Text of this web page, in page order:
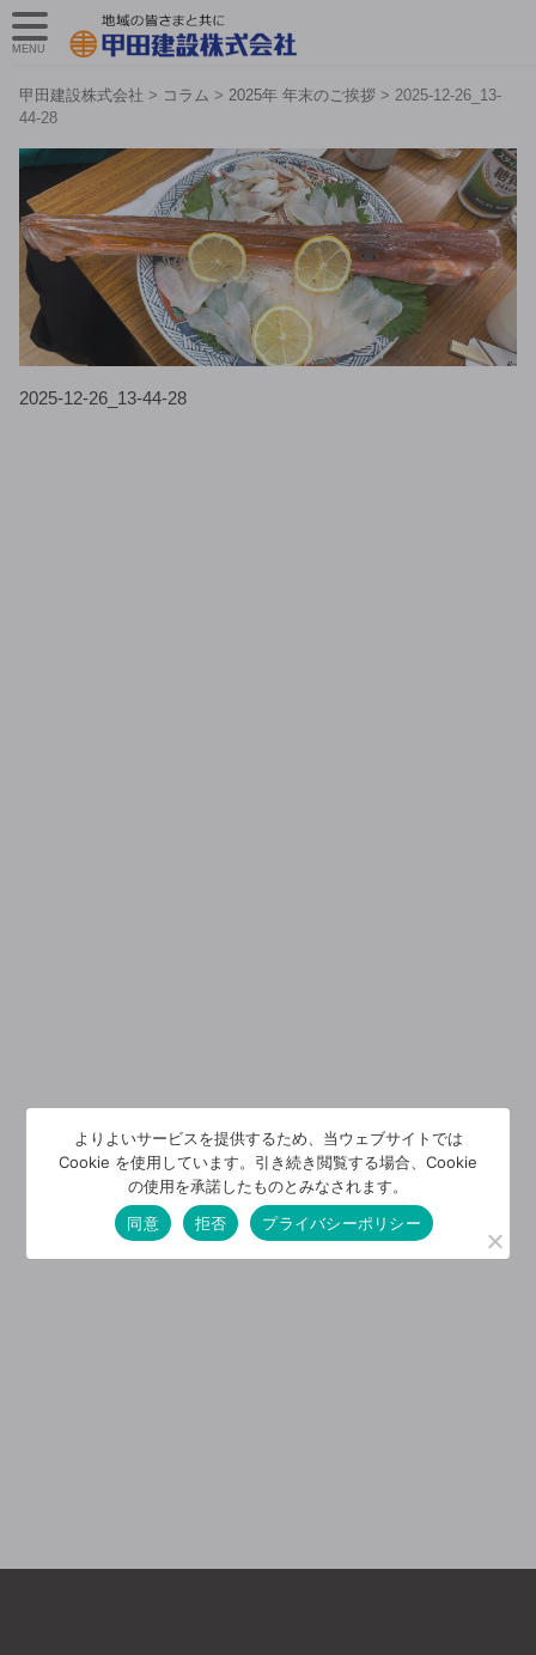
甲田建設株式会社 > コラム > 2025年 年末のご挨拶 > 2025-12-26_13-
44-28
2025-12-26_13-44-28
MENU
よりよいサービスを提供するため、当ウェブサイトでは
Cookie を使用しています。引き続き閲覧する場合、Cookie
の使用を承諾したものとみなされます。
同意
拒否 プライバシーポリシー